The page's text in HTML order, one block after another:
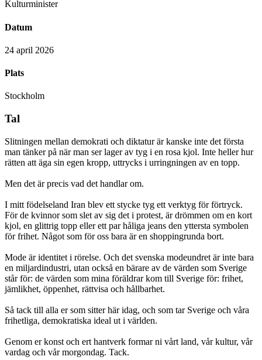
Kulturminister
Datum
24 april 2026
Plats
Stockholm
Tal
Slitningen mellan demokrati och diktatur är kanske inte det första
man tänker på när man ser lager av tyg i en rosa kjol. Inte heller hur
rätten att äga sin egen kropp, uttrycks i urringningen av en topp.
Men det är precis vad det handlar om.
I mitt födelseland Iran blev ett stycke tyg ett verktyg för förtryck.
För de kvinnor som slet av sig det i protest, är drömmen om en kort
kjol, en glittrig topp eller ett par håliga jeans den yttersta symbolen
för frihet. Något som för oss bara är en shoppingrunda bort.
Mode är identitet i rörelse. Och det svenska modeundret är inte bara
en miljardindustri, utan också en bärare av de värden som Sverige
står för: de värden som mina föräldrar kom till Sverige för: frihet,
jämlikhet, öppenhet, rättvisa och hållbarhet.
Så tack till alla er som sitter här idag, och som tar Sverige och våra
frihetliga, demokratiska ideal ut i världen.
Genom er konst och ert hantverk formar ni vårt land, vår kultur, vår
vardag och vår morgondag. Tack.